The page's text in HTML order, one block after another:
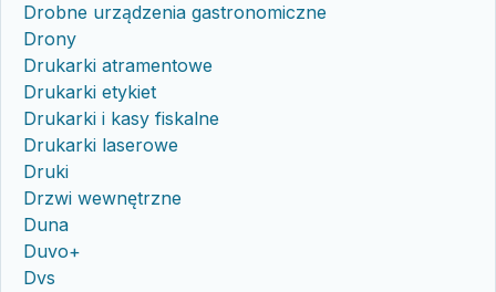
Drobne urządzenia gastronomiczne
Drony
Drukarki atramentowe
Drukarki etykiet
Drukarki i kasy fiskalne
Drukarki laserowe
Druki
Drzwi wewnętrzne
Duna
Duvo+
Dvs